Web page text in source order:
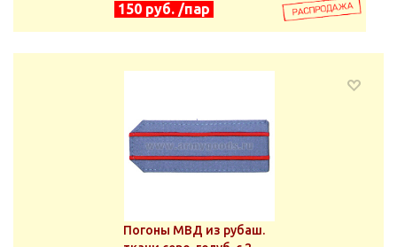
150 руб. /пар
Погоны МВД из рубаш.